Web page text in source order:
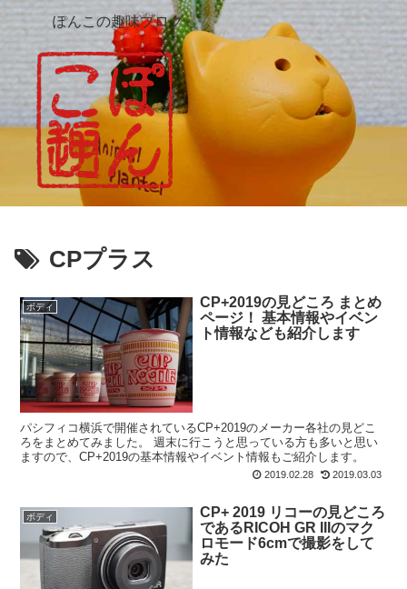
ぽんこの趣味ブログ
CPプラス
ボディ
CP+2019の見どころ まとめ
ページ！ 基本情報やイベン
ト情報なども紹介します
パシフィコ横浜で開催されているCP+2019のメーカー各社の見どこ
ろをまとめてみました。 週末に行こうと思っている方も多いと思い
ますので、CP+2019の基本情報やイベント情報もご紹介します。
2019.02.28 2019.03.03
ボディ
CP+ 2019 リコーの見どころ
であるRICOH GR IIIのマク
ロモード6cmで撮影をして
みた